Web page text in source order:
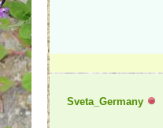
Sveta_Germany